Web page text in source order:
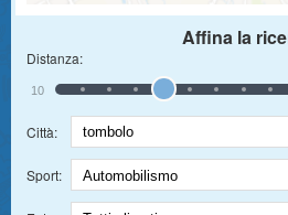
Affina la
Distanza:
10
Città:
Sport: